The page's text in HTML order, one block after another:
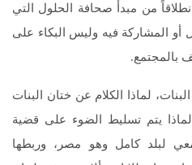
من مبدأ صحافة الحلول التي
المشاركة فيه وليس البكاء على
بالمجتمع.
لماذا الكلام عن ختان البنات
يتم تسليط الضوء على قضية
لبلد كامل وهو مصر، وربطها